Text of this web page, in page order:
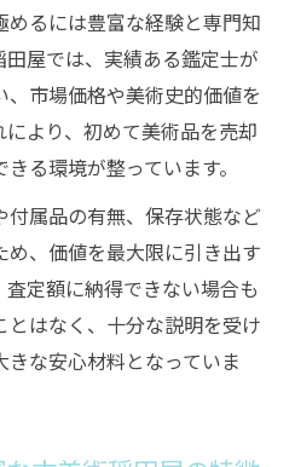
るには豊富な経験と専門知
屋では、実績ある鑑定士が
市場価格や美術史的価値を
より、初めて美術品を売却
る環境が整っています。
属品の有無、保存状態など
、価値を最大限に引き出す
定額に納得できない場合も
はなく、十分な説明を受け
な安心材料となっていま